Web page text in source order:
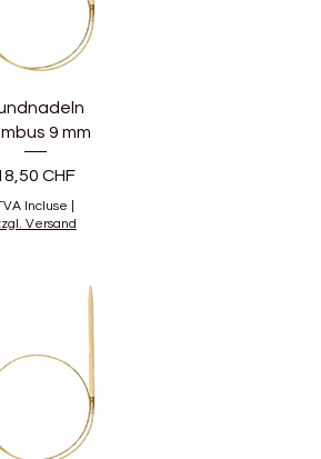
9 mm
CHF
Incluse
Versand